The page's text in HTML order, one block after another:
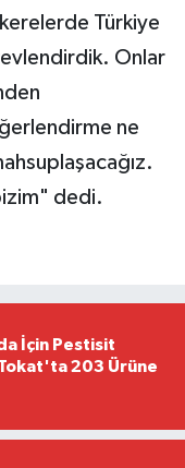
Türkiye
Onlar
ne
dedi.
İçin Pestisit
203 Ürüne